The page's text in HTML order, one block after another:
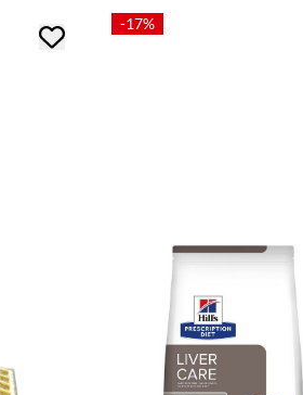
-17%